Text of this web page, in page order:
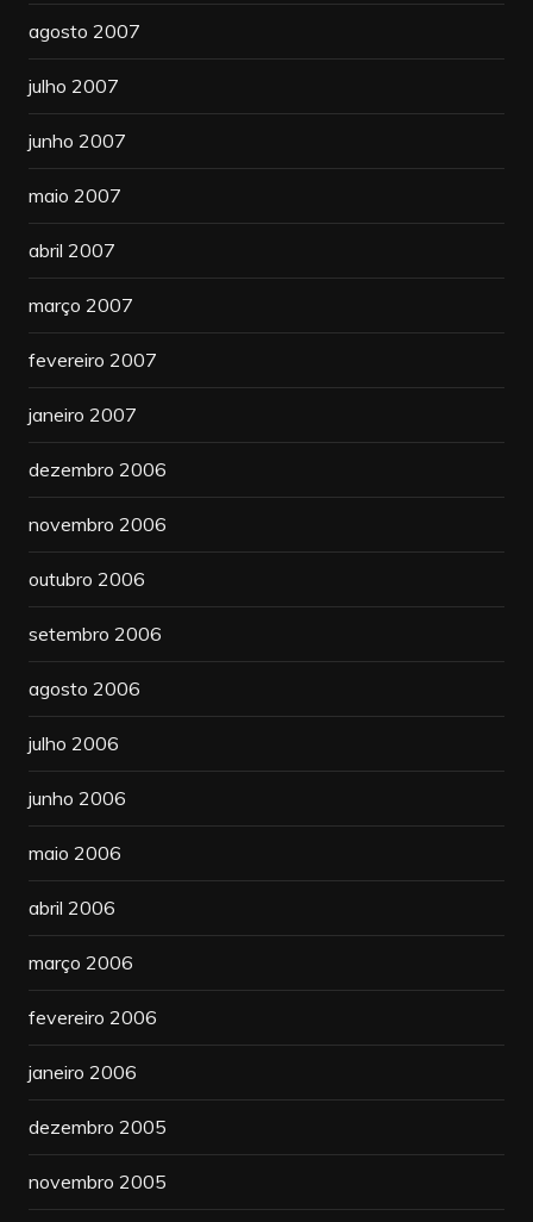
agosto 2007
julho 2007
junho 2007
maio 2007
abril 2007
março 2007
fevereiro 2007
janeiro 2007
dezembro 2006
novembro 2006
outubro 2006
setembro 2006
agosto 2006
julho 2006
junho 2006
maio 2006
abril 2006
março 2006
fevereiro 2006
janeiro 2006
dezembro 2005
novembro 2005